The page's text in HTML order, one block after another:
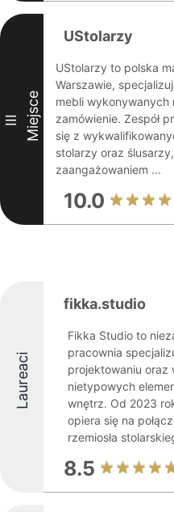
III Miejsce
UStolarzy
UStolarzy to polska
Warszawie,
mebli wykonywanych
zamówienie. Zespół
się z
stolarzy oraz
zaangażowaniem ...
10.0
Laureaci
fikka.studio
Fikka Studio to
pracownia
projektowaniu oraz
nietypowych
wnętrz. Od 2023
opiera się na
rzemiosła
8.5